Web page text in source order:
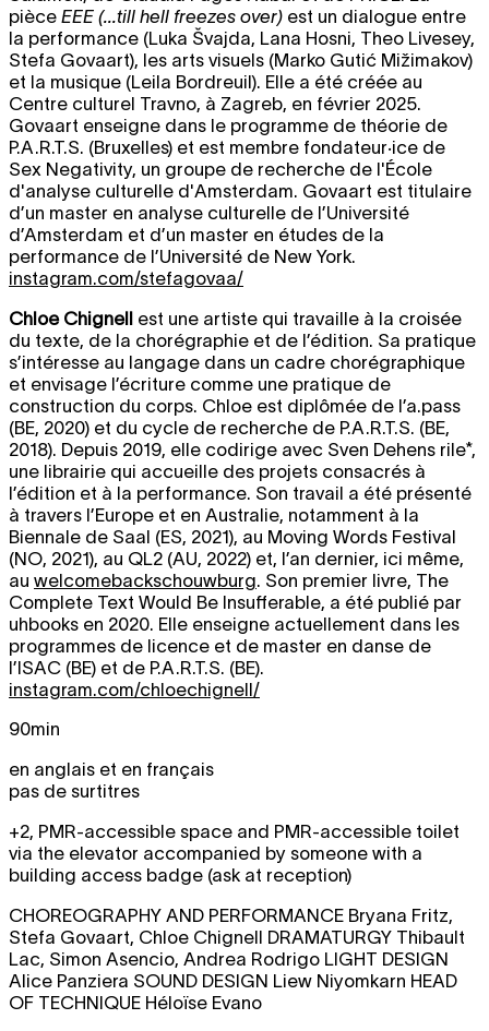
pièce EEE (...till hell freezes over) est un dialogue entre
la performance (Luka Švajda, Lana Hosni, Theo Livesey,
Stefa Govaart), les arts visuels (Marko Gutić Mižimakov)
et la musique (Leila Bordreuil). Elle a été créée au
Centre culturel Travno, à Zagreb, en février 2025.
Govaart enseigne dans le programme de théorie de
P.A.R.T.S. (Bruxelles) et est membre fondateur·ice de
Sex Negativity, un groupe de recherche de l'École
d'analyse culturelle d'Amsterdam. Govaart est titulaire
d’un master en analyse culturelle de l’Université
d’Amsterdam et d’un master en études de la
performance de l’Université de New York.
instagram.com/stefagovaa/
Chloe Chignell est une artiste qui travaille à la croisée
du texte, de la chorégraphie et de l’édition. Sa pratique
s’intéresse au langage dans un cadre chorégraphique
et envisage l’écriture comme une pratique de
construction du corps. Chloe est diplômée de l’a.pass
(BE, 2020) et du cycle de recherche de P.A.R.T.S. (BE,
2018). Depuis 2019, elle codirige avec Sven Dehens rile*,
une librairie qui accueille des projets consacrés à
l’édition et à la performance. Son travail a été présenté
à travers l’Europe et en Australie, notamment à la
Biennale de Saal (ES, 2021), au Moving Words Festival
(NO, 2021), au QL2 (AU, 2022) et, l’an dernier, ici même,
au welcomebackschouwburg. Son premier livre, The
Complete Text Would Be Insufferable, a été publié par
uhbooks en 2020. Elle enseigne actuellement dans les
programmes de licence et de master en danse de
l’ISAC (BE) et de P.A.R.T.S. (BE).
instagram.com/chloechignell/
90min
en anglais et en français
pas de surtitres
+2, PMR-accessible space and PMR-accessible toilet
via the elevator accompanied by someone with a
building access badge (ask at reception)
CHOREOGRAPHY AND PERFORMANCE Bryana Fritz,
Stefa Govaart, Chloe Chignell DRAMATURGY Thibault
Lac, Simon Asencio, Andrea Rodrigo LIGHT DESIGN
Alice Panziera SOUND DESIGN Liew Niyomkarn HEAD
OF TECHNIQUE Héloïse Evano